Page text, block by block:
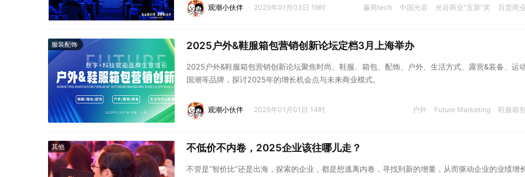
赢商tech 中国光谷 光谷商业“五新”奖 百货商业
观潮小伙伴 · 2025年01月03日 19时
服装配饰 2025户外&鞋服箱包营销创新论坛定档3月上海举办
2025户外&鞋服箱包营销创新论坛聚焦时尚、鞋服、箱包、配饰、户外、生活方式、露营&装备、运动
国潮等品牌，探讨2025年的增长机会点与未来商业模式。
户外 Future Marketing 鞋服箱
观潮小伙伴 · 2025年01月01日 14时
其他 不低价不内卷，2025企业该往哪儿走？
不管是“智价比”还是出海，探索的企业，都是想逃离内卷，寻找到新的增量，从而驱动企业的业绩增长